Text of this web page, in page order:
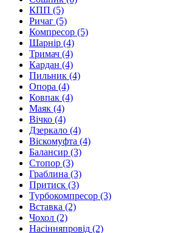
КПП (5)
Ричаг (5)
Компресор (5)
Шарнір (4)
Тримач (4)
Кардан (4)
Пильник (4)
Опора (4)
Ковпак (4)
Маяк (4)
Вічко (4)
Дзеркало (4)
Віскомуфта (4)
Балансир (3)
Стопор (3)
Граблина (3)
Притиск (3)
Турбокомпресор (3)
Вставка (2)
Чохол (2)
Насінняпровід (2)